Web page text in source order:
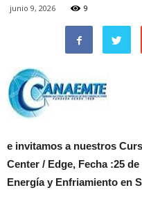
junio 9, 2026 9
e invitamos a nuestros
Center / Edge, Fecha :25
Energía y Enfriamiento en